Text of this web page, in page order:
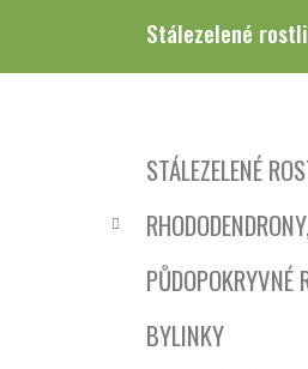
Stálezelené
Přeskočit
kategorie
e
STÁLEZELENÉ
PŮDOPOKRYVNÉ
BYLINKY